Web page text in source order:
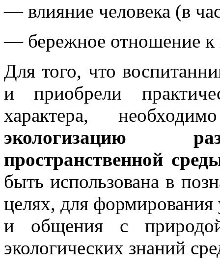
— влияние человека (в
— бережное отношение
Для того, что
и приобрели
характера,
экологизацию
пространственной
быть использована в
целях, для формирования
и общения с
экологических знаний